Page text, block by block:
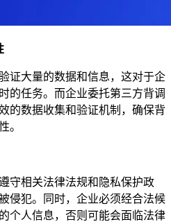
证大量的数据和信息，这对于企
的任务。而企业委托第三方背调
的数据收集和验证机制，确保背
。
守相关法律法规和隐私保护政
侵犯。同时，企业必须经合法候
个人信息，否则可能会面临法律